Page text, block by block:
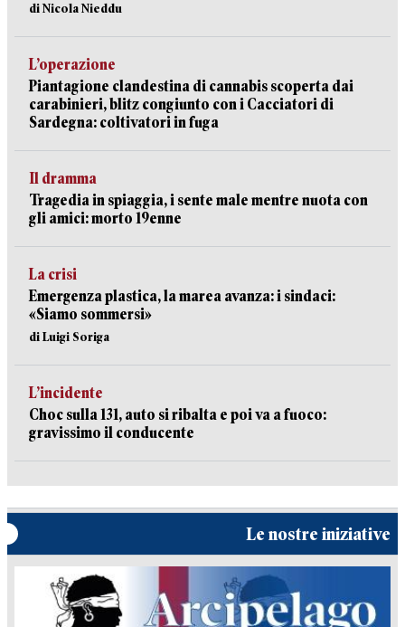
di Nicola Nieddu
L’operazione
Piantagione clandestina di cannabis scoperta dai
carabinieri, blitz congiunto con i Cacciatori di
Sardegna: coltivatori in fuga
Il dramma
Tragedia in spiaggia, i sente male mentre nuota con
gli amici: morto 19enne
La crisi
Emergenza plastica, la marea avanza: i sindaci:
«Siamo sommersi»
di Luigi Soriga
L’incidente
Choc sulla 131, auto si ribalta e poi va a fuoco:
gravissimo il conducente
Le nostre iniziative